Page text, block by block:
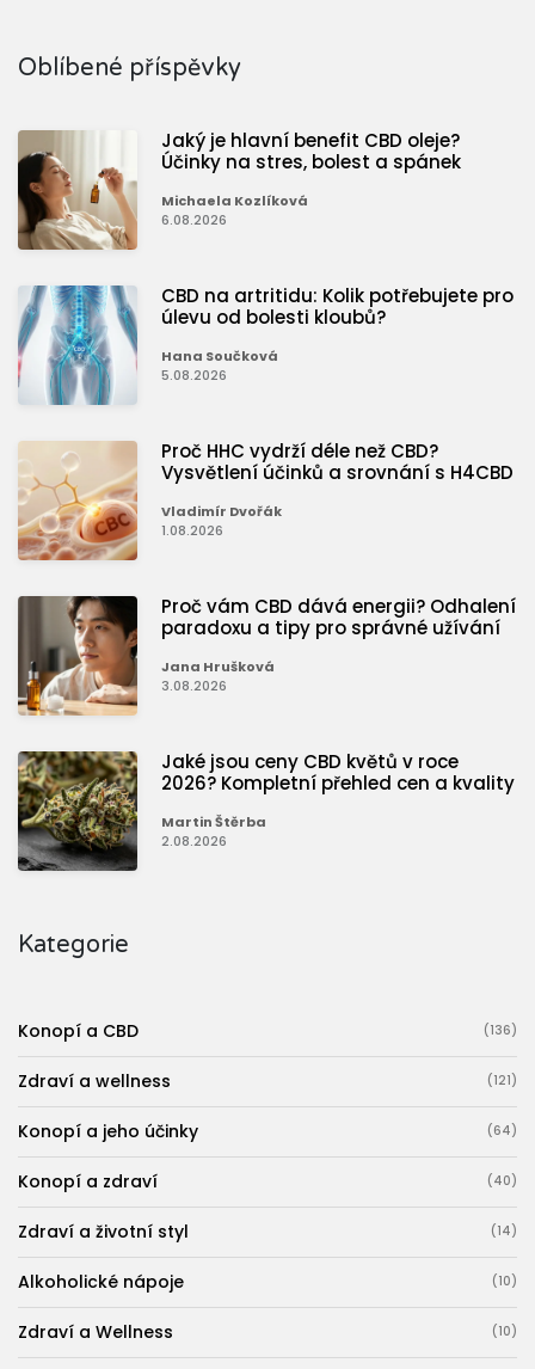
Oblíbené příspěvky
Jaký je hlavní benefit CBD oleje?
Účinky na stres, bolest a spánek
Michaela Kozlíková
6.08.2026
CBD na artritidu: Kolik potřebujete pro
úlevu od bolesti kloubů?
Hana Součková
5.08.2026
Proč HHC vydrží déle než CBD?
Vysvětlení účinků a srovnání s H4CBD
Vladimír Dvořák
1.08.2026
Proč vám CBD dává energii? Odhalení
paradoxu a tipy pro správné užívání
Jana Hrušková
3.08.2026
Jaké jsou ceny CBD květů v roce
2026? Kompletní přehled cen a kvality
Martin Štěrba
2.08.2026
Kategorie
Konopí a CBD (136)
Zdraví a wellness (121)
Konopí a jeho účinky (64)
Konopí a zdraví (40)
Zdraví a životní styl (14)
Alkoholické nápoje (10)
Zdraví a Wellness (10)